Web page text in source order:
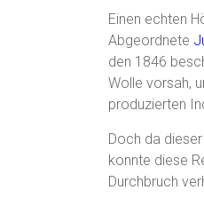
Einen echten
Abgeordnete
den 1846
Wolle vorsah,
produzierten
Doch da
konnte diese
Durchbruch